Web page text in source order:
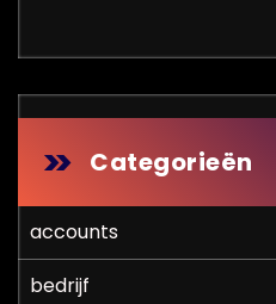
Categorieën
accounts
bedrijf